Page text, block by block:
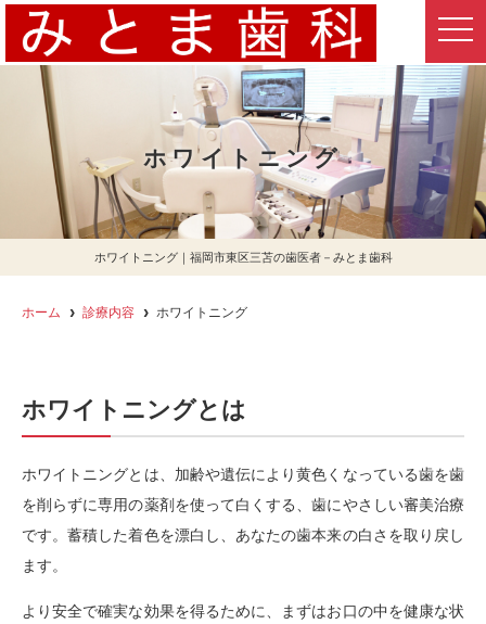
t
o
g
l
e
a
g
i
ホワイトニング
ホワイトニング｜福岡市東区三苫の歯医者－みとま歯科
ホーム 診療内容 ホワイトニング
ホワイトニングとは
ホワイトニングとは、加齢や遺伝により黄色くなっている歯を歯
を削らずに専用の薬剤を使って白くする、歯にやさしい審美治療
です。蓄積した着色を漂白し、あなたの歯本来の白さを取り戻し
ます。
より安全で確実な効果を得るために、まずはお口の中を健康な状